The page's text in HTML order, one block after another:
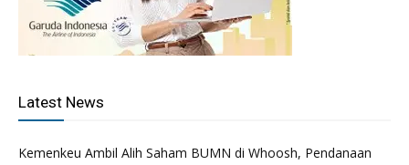
Latest News
Kemenkeu Ambil Alih Saham BUMN di Whoosh, Pendanaan